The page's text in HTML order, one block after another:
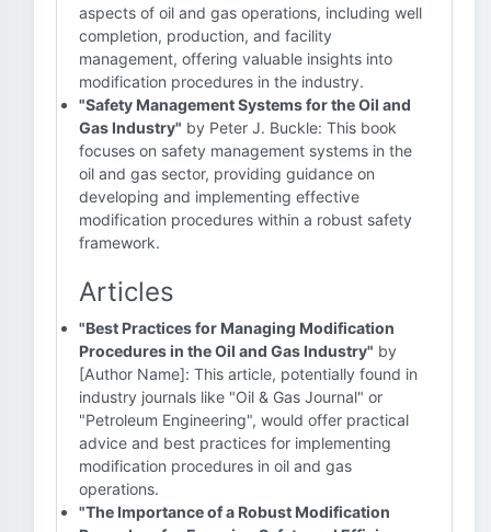
aspects of oil and gas operations, including well
completion, production, and facility
management, offering valuable insights into
modification procedures in the industry.
"Safety Management Systems for the Oil and
Gas Industry" by Peter J. Buckle: This book
focuses on safety management systems in the
oil and gas sector, providing guidance on
developing and implementing effective
modification procedures within a robust safety
framework.
Articles
"Best Practices for Managing Modification
Procedures in the Oil and Gas Industry" by
[Author Name]: This article, potentially found in
industry journals like "Oil & Gas Journal" or
"Petroleum Engineering", would offer practical
advice and best practices for implementing
modification procedures in oil and gas
operations.
"The Importance of a Robust Modification